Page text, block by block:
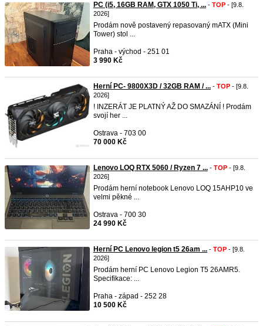
PC (i5, 16GB RAM, GTX 1050 Ti, ... - TOP - [9.8.
2026]
Prodám nově postavený repasovaný mATX (Mini
Tower) stol ...
Praha - východ - 251 01
3 990 Kč
Herní PC- 9800X3D / 32GB RAM / ... - TOP - [9.8.
2026]
! INZERÁT JE PLATNÝ AŽ DO SMAZÁNÍ ! Prodám
svojí her ...
Ostrava - 703 00
70 000 Kč
Lenovo LOQ RTX 5060 / Ryzen 7 ... - TOP - [9.8.
2026]
Prodám herní notebook Lenovo LOQ 15AHP10 ve
velmi pěkné ...
Ostrava - 700 30
24 990 Kč
Herní PC Lenovo legion t5 26am ... - TOP - [9.8.
2026]
Prodám herní PC Lenovo Legion T5 26AMR5.
Specifikace: ...
Praha - západ - 252 28
10 500 Kč